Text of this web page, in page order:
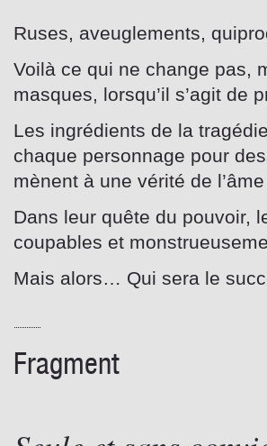
Ruses, aveuglements,
Voilà ce qui ne change pas,
masques, lorsqu’il s’agit de
Les ingrédients de la
chaque personnage pour
mènent à une vérité de
Dans leur quête du pouvoir,
coupables et
Mais alors… Qui sera le
Fragment